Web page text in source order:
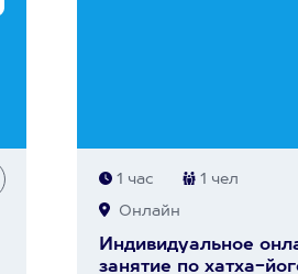
1 час 1 чел
Онлайн
Индивидуальное
занятие по хатха-